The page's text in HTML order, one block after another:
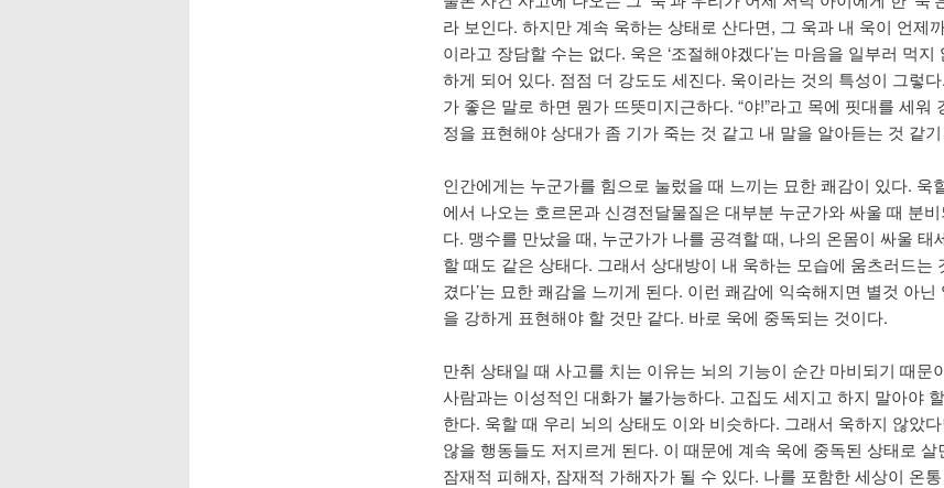
라 보인다. 하지만 계속 욱하는 상태로 산다면, 그 욱과 내 욱이 언제
이라고 장담할 수는 없다. 욱은 ‘조절해야겠다’는 마음을 일부러 먹지
하게 되어 있다. 점점 더 강도도 세진다. 욱이라는 것의 특성이 그렇
가 좋은 말로 하면 뭔가 뜨뜻미지근하다. “야!”라고 목에 핏대를 세워
정을 표현해야 상대가 좀 기가 죽는 것 같고 내 말을 알아듣는 것 같
인간에게는 누군가를 힘으로 눌렀을 때 느끼는 묘한 쾌감이 있다. 욱
에서 나오는 호르몬과 신경전달물질은 대부분 누군가와 싸울 때 분
다. 맹수를 만났을 때, 누군가가 나를 공격할 때, 나의 온몸이 싸울 태
할 때도 같은 상태다. 그래서 상대방이 내 욱하는 모습에 움츠러드는
겼다’는 묘한 쾌감을 느끼게 된다. 이런 쾌감에 익숙해지면 별것 아닌
을 강하게 표현해야 할 것만 같다. 바로 욱에 중독되는 것이다.
만취 상태일 때 사고를 치는 이유는 뇌의 기능이 순간 마비되기 때문
사람과는 이성적인 대화가 불가능하다. 고집도 세지고 하지 말아야
한다. 욱할 때 우리 뇌의 상태도 이와 비슷하다. 그래서 욱하지 않았
않을 행동들도 저지르게 된다. 이 때문에 계속 욱에 중독된 상태로 살
잠재적 피해자, 잠재적 가해자가 될 수 있다. 나를 포함한 세상이 온